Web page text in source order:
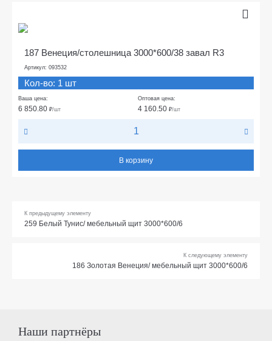
187 Венеция/столешница 3000*600/38 завал R3
Артикул: 093532
Кол-во: 1 шт
Ваша цена:
6 850.80 ₽/шт
Оптовая цена:
4 160.50 ₽/шт
В корзину
К предыдущему элементу
259 Белый Тунис/ мебельный щит 3000*600/6
К следующему элементу
186 Золотая Венеция/ мебельный щит 3000*600/6
Наши партнёры